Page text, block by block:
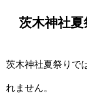
茨木神社夏
茨木神社夏祭りで
れません。